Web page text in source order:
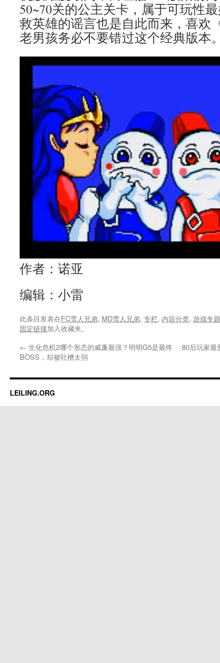
50~70关的公主关卡，属于可玩性
救英雄的谣言也是自此而来，喜欢
老男孩务必不要错过这个经典版本
作者：诺亚
编辑：小雷
此条目发表在FC雪人兄弟, MD雪人兄弟, 专栏, 内容分类, 游戏专题
固定链接加入收藏夹。
← 生化危机2哪个形态的威廉最强？明明G5是最终
BOSS，却被吐槽太弱
80后玩家最
LEILING.ORG